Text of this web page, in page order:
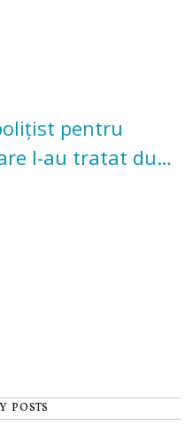
pentru
l-au tratat după
POSTS